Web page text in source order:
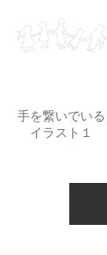
手を繋いでいる
イラスト１